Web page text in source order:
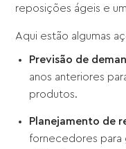
reposições ágeis e
Aqui estão algumas
Previsão de
anos anteriores
produtos.
Planejamento de
fornecedores para